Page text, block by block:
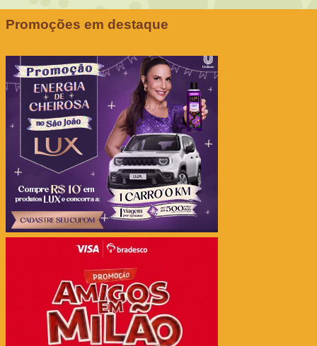
Promoções em destaque